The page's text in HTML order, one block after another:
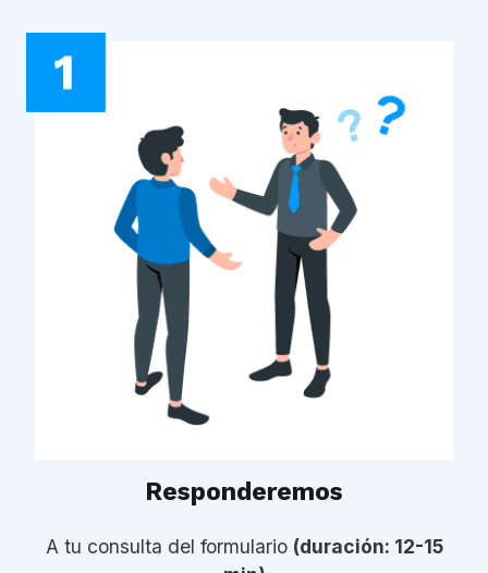
Responderemos
A tu consulta del formulario (duración: 12-15